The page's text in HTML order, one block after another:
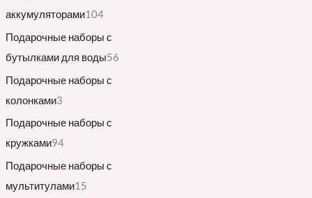
аккумуляторами104
Подарочные наборы с
бутылками для воды56
Подарочные наборы с
колонками3
Подарочные наборы с
кружками94
Подарочные наборы с
мультитулами15